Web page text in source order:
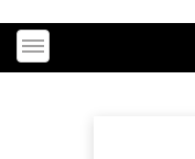
Toggle menubar